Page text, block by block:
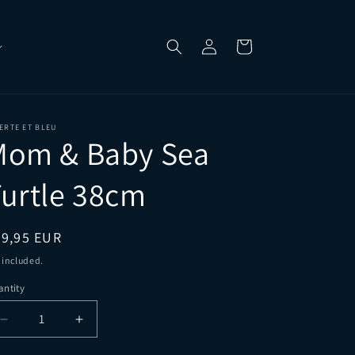
Log
in
Cart
ET BLEU
& Baby Sea
38cm
EUR
included.
Decrease
quantity
Increase
quantity